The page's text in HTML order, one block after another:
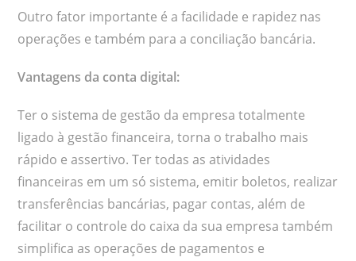
Outro fator importante é a facilidade e rapidez nas
operações e também para a conciliação bancária.
Vantagens da conta digital:
Ter o sistema de gestão da empresa totalmente
ligado à gestão financeira, torna o trabalho mais
rápido e assertivo. Ter todas as atividades
financeiras em um só sistema, emitir boletos, realizar
transferências bancárias, pagar contas, além de
facilitar o controle do caixa da sua empresa também
simplifica as operações de pagamentos e